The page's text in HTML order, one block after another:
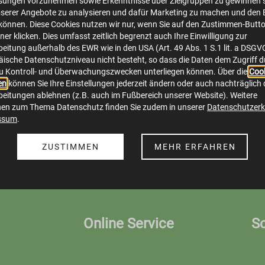
Angebote zu analysieren und dafür Marketing zu machen und den
Diese Cookies nutzen wir nur, wenn Sie auf den Zustimmen-
klicken. Dies umfasst zeitlich begrenzt auch Ihre Einwilligung zur
außerhalb des EWR wie in den USA (Art. 49 Abs. 1 S.1 lit. a
Datenschutzniveau nicht besteht, so dass die Daten dem Zugriff
Kontroll- und Überwachungszwecken unterliegen können. Über die
können Sie Ihre Einstellungen jederzeit ändern oder auch nachträglich
ablehnen (z.B. auch im Fußbereich unserer Website). Weitere
zum Thema Datenschutz finden Sie zudem in unserer
.
ZUSTIMMEN MEHR ERFAHREN
Wasserzähler.png
image/png 804x601 612.5 KB
Herunterladen Bild in voller Größe anzeigen…
Online Service